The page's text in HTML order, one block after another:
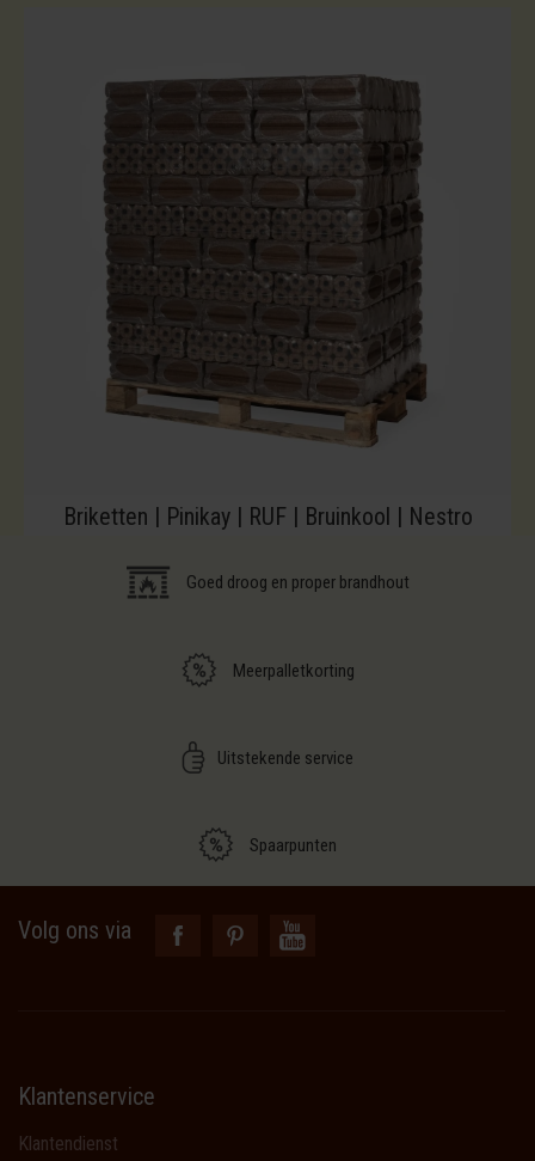
Briketten | Pinikay | RUF | Bruinkool | Nestro
Goed droog en proper brandhout
Meerpalletkorting
Uitstekende service
Spaarpunten
Volg ons via
Klantenservice
Klantendienst